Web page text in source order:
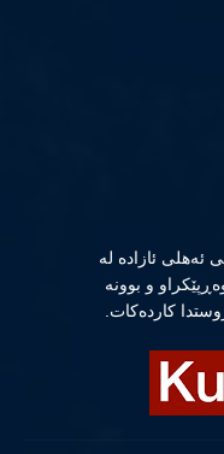
ئەهلی ئازادە لە
و بوونە
كاردەكات.